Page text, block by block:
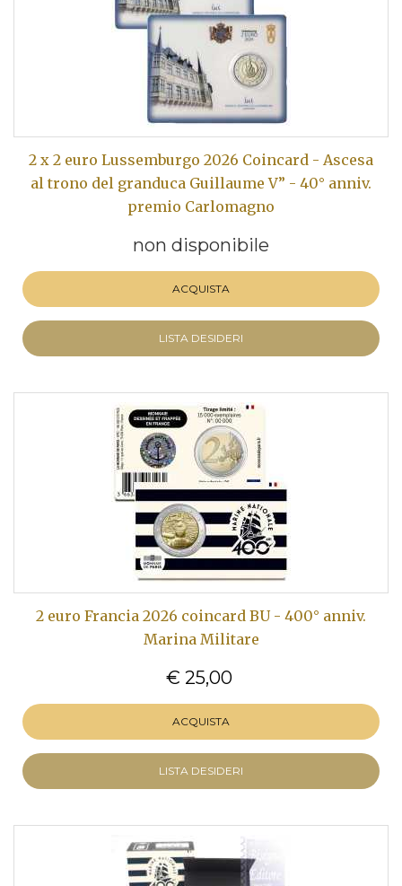
2 x 2 euro Lussemburgo 2026 Coincard - Ascesa
al trono del granduca Guillaume V” - 40° anniv.
premio Carlomagno
non disponibile
ACQUISTA
LISTA DESIDERI
2 euro Francia 2026 coincard BU - 400° anniv.
Marina Militare
€ 25,00
ACQUISTA
LISTA DESIDERI